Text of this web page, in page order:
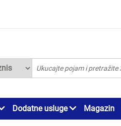
Dodatne usluge Magazin